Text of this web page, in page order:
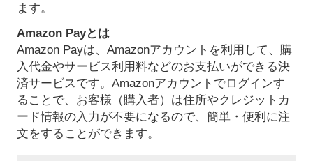
ます。
Amazon Payとは
Amazon Payは、Amazonアカウントを利用して、購
入代金やサービス利用料などのお支払いができる決
済サービスです。Amazonアカウントでログインす
ることで、お客様（購入者）は住所やクレジットカ
ード情報の入力が不要になるので、簡単・便利に注
文をすることができます。